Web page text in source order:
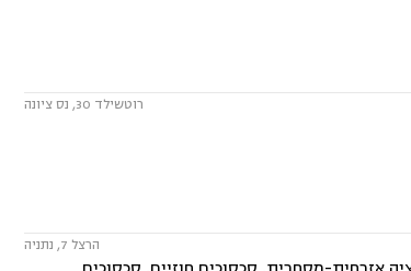
רוטשילד 30, נס ציונה
הרצל 7, נתניה